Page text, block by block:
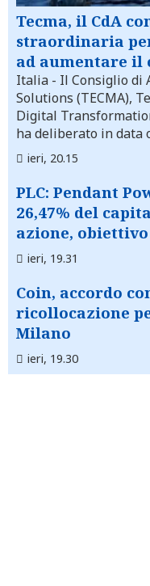
Tecma, il CdA
straordinaria
ad aumentare il
Italia - Il Consiglio di
Solutions (TECMA),
Digital
ha deliberato in data
ieri, 20.15
PLC: Pendant
26,47% del
azione,
ieri, 19.31
Coin, accordo
ricollocazione
Milano
ieri, 19.30